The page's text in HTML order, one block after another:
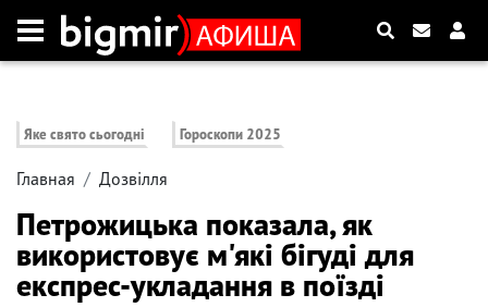
Яке свято сьогодні Гороскопи 2025
Главная Дозвілля
Петрожицька показала, як
використовує м'які бігуді для
експрес-укладання в поїзді